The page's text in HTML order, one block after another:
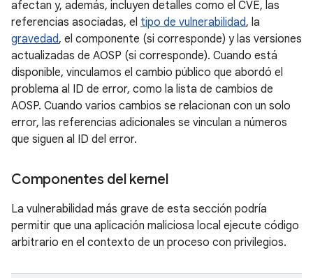
afectan y, además, incluyen detalles como el CVE, las
referencias asociadas, el tipo de vulnerabilidad, la
gravedad, el componente (si corresponde) y las versiones
actualizadas de AOSP (si corresponde). Cuando está
disponible, vinculamos el cambio público que abordó el
problema al ID de error, como la lista de cambios de
AOSP. Cuando varios cambios se relacionan con un solo
error, las referencias adicionales se vinculan a números
que siguen al ID del error.
Componentes del kernel
La vulnerabilidad más grave de esta sección podría
permitir que una aplicación maliciosa local ejecute código
arbitrario en el contexto de un proceso con privilegios.